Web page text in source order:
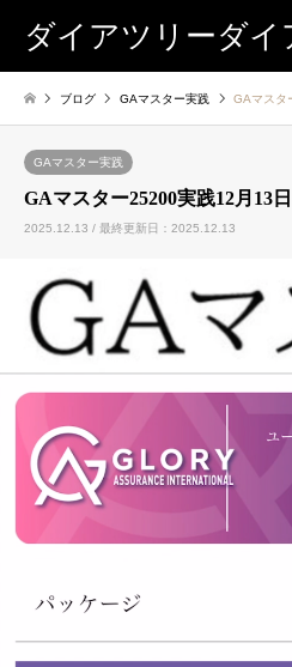
ダイアツリーダ
ブログ GAマスター実践 GAマスタ
GAマスター実践
GAマスター25200実践12月13日
2025.12.13 / 最終更新日：2025.12.13